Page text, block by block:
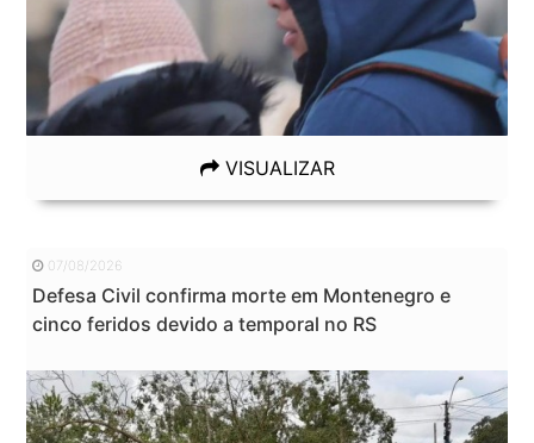
VISUALIZAR
07/08/2026
Defesa Civil confirma morte em Montenegro e
cinco feridos devido a temporal no RS